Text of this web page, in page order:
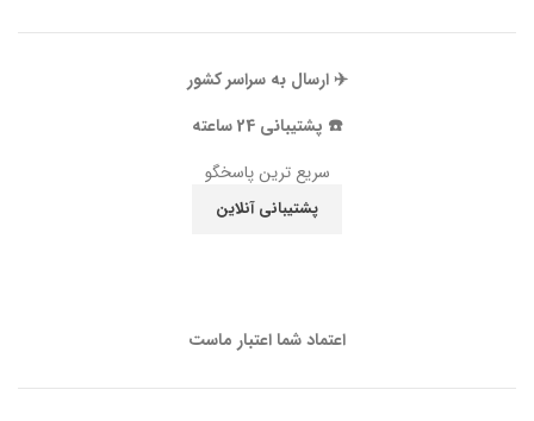
✈️ ارسال به سراسر کشور
☎️ پشتیبانی 24 ساعته
سریع ترین پاسخگو
پشتیبانی آنلاین
اعتماد شما اعتبار ماست